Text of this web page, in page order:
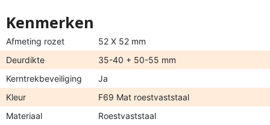
Kenmerken
Afmeting rozet
52 X 52 mm
Deurdikte
35-40 + 50-55 mm
Kerntrekbeveiliging
Ja
Kleur
F69 Mat roestvaststaal
Materiaal
Roestvaststaal